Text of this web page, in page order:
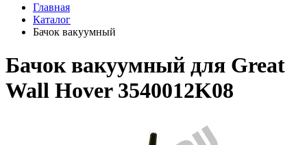
Главная
Каталог
Бачок вакуумный
Бачок вакуумный для Great
Wall Hover 3540012K08